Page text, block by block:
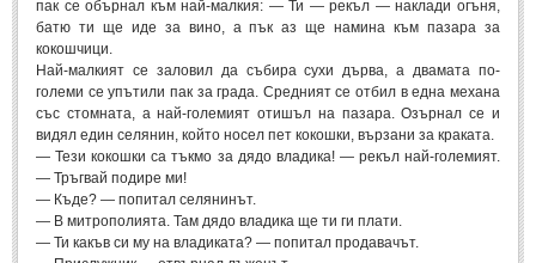
LATEST NEWS
Надежда
Post: 28 Юни 2018
Щастието
Post: 28 Юни 2018
Усмивката
Post: 28 Юни 2018
Нищо не съществува
пак се обърнал към най-малкия: — Ти — рекъл — наклади огъня,
батю ти ще иде за вино, а пък аз ще намина към пазара за
кокошчици.
Най-малкият се заловил да събира сухи дърва, а двамата по-
големи се упътили пак за града. Средният се отбил в една механа
със стомната, а най-големият отишъл на пазара. Озърнал се и
видял един селянин, който носел пет кокошки, вързани за краката.
— Тези кокошки са тъкмо за дядо владика! — рекъл най-големият.
— Тръгвай подире ми!
— Къде? — попитал селянинът.
— В митрополията. Там дядо владика ще ти ги плати.
— Ти какъв си му на владиката? — попитал продавачът.